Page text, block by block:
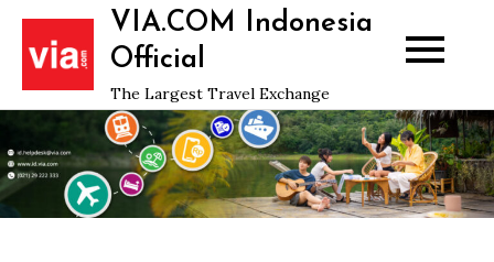
Skip
content
VIA.COM Indonesia
Official
The Largest Travel Exchange